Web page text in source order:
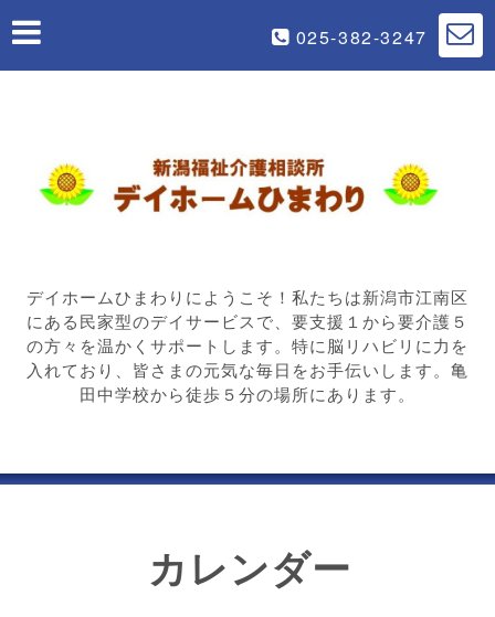
025-382-3247
デイホームひまわりにようこそ！私たちは新潟市江南区
にある民家型のデイサービスで、要支援１から要介護５
の方々を温かくサポートします。特に脳リハビリに力を
入れており、皆さまの元気な毎日をお手伝いします。亀
田中学校から徒歩５分の場所にあります。
カレンダー